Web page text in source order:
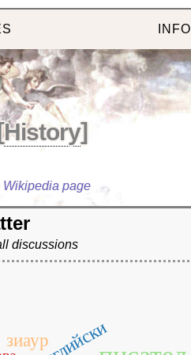
INFO
History]
Wikipedia page
discussions
зиаур